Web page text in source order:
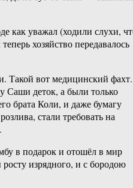
как уважал (ходили слухи,
хозяйство передавалось
Такой вот медицинский фахт.
Саши деток, а были только
брата Коли, и даже бумагу
стали требовать на
в подарок и отошёл в мир
изрядного, и с бородою